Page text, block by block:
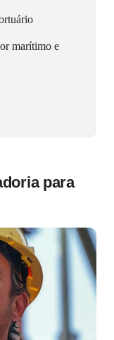
marítimo e
para